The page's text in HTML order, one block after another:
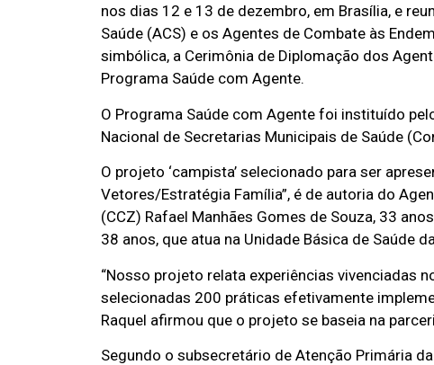
nos dias 12 e 13 de dezembro, em Brasília, e
Saúde (ACS) e os Agentes de Combate às
simbólica, a Cerimônia de Diplomação dos
Programa Saúde com Agente.
O Programa Saúde com Agente foi instituído
Nacional de Secretarias Municipais de Saúde
O projeto ‘campista’ selecionado para ser
Vetores/Estratégia Família”, é de autoria do
(CCZ) Rafael Manhães Gomes de Souza, 33
38 anos, que atua na Unidade Básica de Saúde
“Nosso projeto relata experiências vivenciadas
selecionadas 200 práticas efetivamente
Raquel afirmou que o projeto se baseia na
Segundo o subsecretário de Atenção Primária